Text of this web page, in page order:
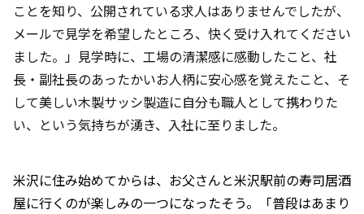
ことを知り、公開されている求人はありませんでしたが、
メールで見学を希望したところ、快く受け入れてください
ました。」見学時に、工場の清潔感に感動したこと、社
長・副社長のあったかいお人柄に安心感を覚えたこと、そ
して美しい木製サッシ製造に自分も職人として携わりた
い、という気持ちが湧き、入社に至りました。
米沢に住み始めてからは、お父さんと米沢駅前の寿司居酒
屋に行くのが楽しみの一つになったそう。「普段はあまり